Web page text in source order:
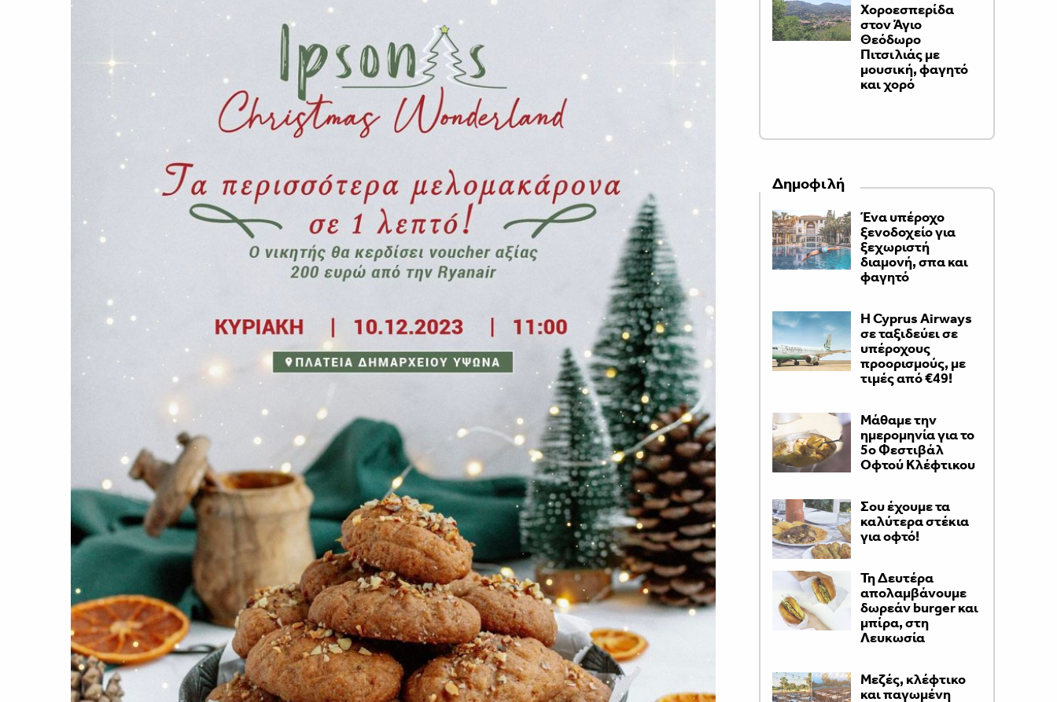
Χοροεσπερίδα
στον Άγιο
Θεόδωρο
Πιτσιλιάς με
μουσική, φαγητό
και χορό
Δημοφιλή
Ένα υπέροχο
ξενοδοχείο για
ξεχωριστή
διαμονή, σπα και
φαγητό
H Cyprus Airways
σε ταξιδεύει σε
υπέροχους
προορισμούς, με
τιμές από €49!
Μάθαμε την
ημερομηνία για το
5ο Φεστιβάλ
Οφτού Κλέφτικου
Σου έχουμε τα
καλύτερα στέκια
για οφτό!
Τη Δευτέρα
απολαμβάνουμε
δωρεάν burger και
μπίρα, στη
Λευκωσία
Μεζές, κλέφτικο
και παγωμένη